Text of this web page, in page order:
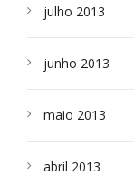
julho 2013
junho 2013
maio 2013
abril 2013